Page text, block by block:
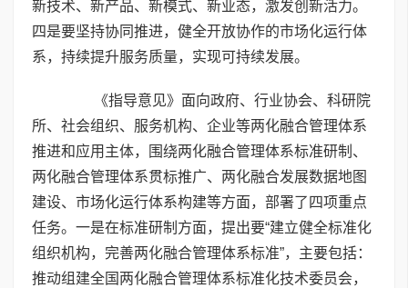
新技术、新产品、新模式、新业态，激发创新活力。
四是要坚持协同推进，健全开放协作的市场化运行体
系，持续提升服务质量，实现可持续发展。
《指导意见》面向政府、行业协会、科研院
所、社会组织、服务机构、企业等两化融合管理体系
推进和应用主体，围绕两化融合管理体系标准研制、
两化融合管理体系贯标推广、两化融合发展数据地图
建设、市场化运行体系构建等方面，部署了四项重点
任务。一是在标准研制方面，提出要“建立健全标准化
组织机构，完善两化融合管理体系标准”，主要包括：
推动组建全国两化融合管理体系标准化技术委员会，